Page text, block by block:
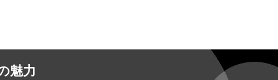
魅力